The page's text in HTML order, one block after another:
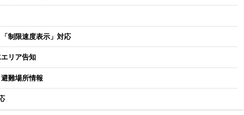
制限速度表示」対応
リア告知
難場所情報